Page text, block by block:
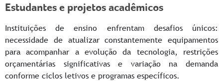
Estudantes e projetos acadêmicos
Instituições de ensino enfrentam desafios únicos:
necessidade de atualizar constantemente equipamentos
para acompanhar a evolução da tecnologia, restrições
orçamentárias significativas e variação na demanda
conforme ciclos letivos e programas específicos.